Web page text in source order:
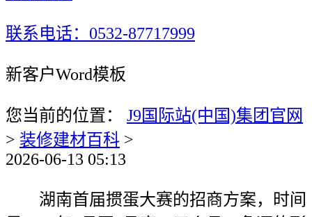
联系电话：0532-87717999
新客户Word模板
您当前的位置： J9国际站(中国)集团官网
> 装修建材百科 >
2026-06-13 05:13
湖南首届掼蛋大赛的招商方案，时间